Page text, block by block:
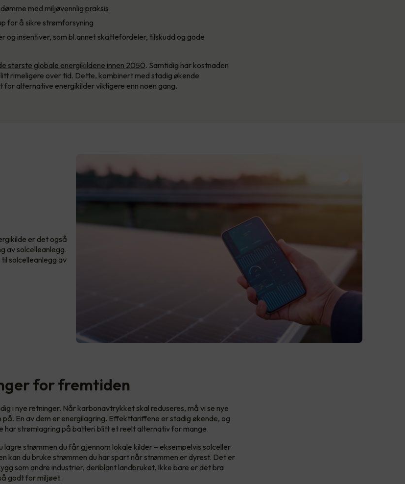
med miljøvennlig praksis
for å sikre strømforsyning
og insentiver, som bl.annet skattefordeler, tilskudd og gode
største globale energikildene innen 2050. Samtidig har kostnaden
rimeligere over tid. Dette, kombinert med stadig økende
alternative energikilder viktigere enn noen gang.
er det også
av solcelleanlegg.
solcelleanlegg av
for fremtiden
i nye retninger. Når karbonavtrykket skal reduseres, må vi se nye
En av dem er energilagring. Effekttariffene er stadig økende, og
strømlagring på batteri blitt et reelt alternativ for mange.
lagre strømmen du får gjennom lokale kilder – eksempelvis solceller
kan du bruke strømmen du har spart når strømmen er dyrest. Det er
som andre industrier, deriblant landbruket. Ikke bare er det bra
godt for miljøet.